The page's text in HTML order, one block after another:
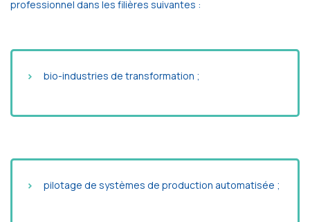
professionnel dans les filières suivantes :
bio-industries de transformation ;
pilotage de systèmes de production automatisée ;